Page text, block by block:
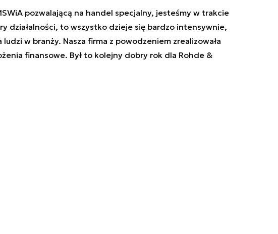
pozwalającą na handel specjalny, jesteśmy w trakcie
działalności, to wszystko dzieje się bardzo intensywnie,
w branży. Nasza firma z powodzeniem zrealizowała
finansowe. Był to kolejny dobry rok dla Rohde &